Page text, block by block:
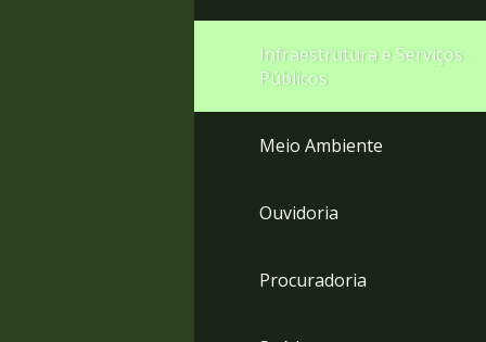
Infraestrutura e Serviços
Públicos
Meio Ambiente
Ouvidoria
Procuradoria